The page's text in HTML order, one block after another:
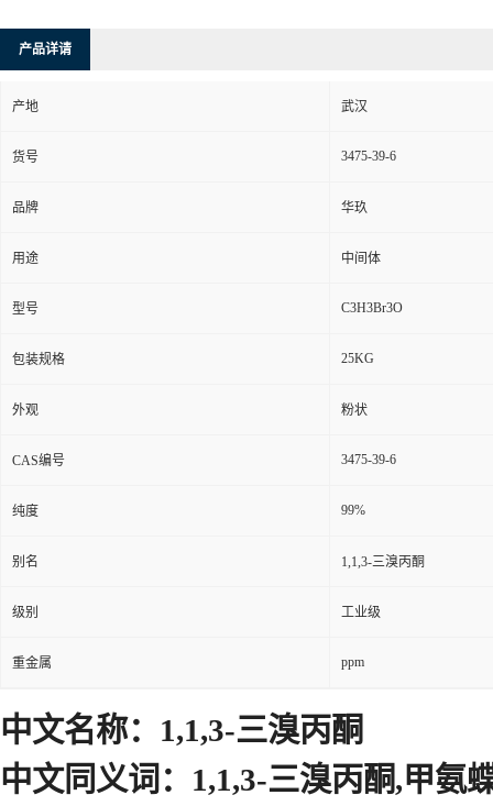
产品详请
产地 武汉
货号 3475-39-6
品牌 华玖
用途 中间体
型号 C3H3Br3O
包装规格 25KG
外观 粉状
CAS编号 3475-39-6
纯度 99%
别名 1,1,3-三溴丙酮
级别 工业级
重金属 ppm
中文名称：1,1,3-三溴丙酮
中文同义词：1,1,3-三溴丙酮,甲氨